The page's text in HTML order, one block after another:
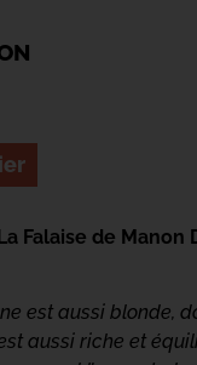
Falaise de
est aussi blonde,
aussi riche et